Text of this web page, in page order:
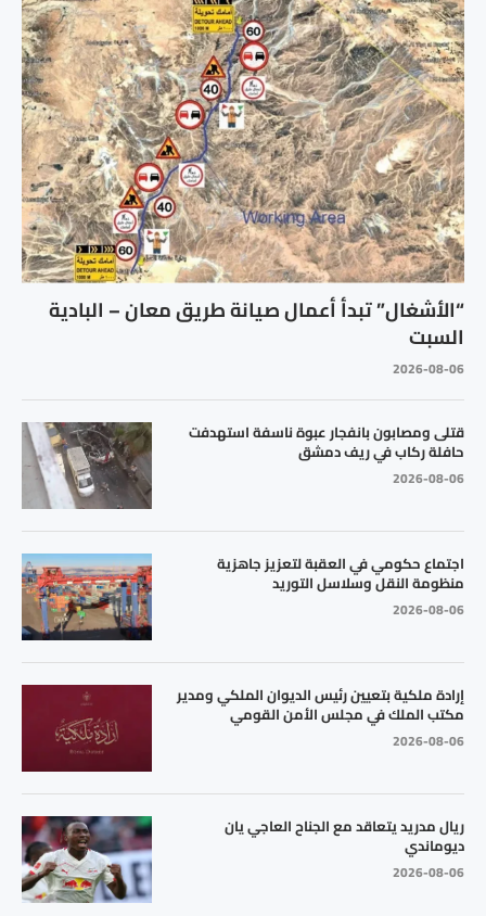
“الأشغال” تبدأ أعمال صيانة طريق معان – البادية
السبت
2026-08-06
قتلى ومصابون بانفجار عبوة ناسفة استهدفت
حافلة ركاب في ريف دمشق
2026-08-06
اجتماع حكومي في العقبة لتعزيز جاهزية
منظومة النقل وسلاسل التوريد
2026-08-06
إرادة ملكية بتعيين رئيس الديوان الملكي ومدير
مكتب الملك في مجلس الأمن القومي
2026-08-06
ريال مدريد يتعاقد مع الجناح العاجي يان
ديوماندي
2026-08-06